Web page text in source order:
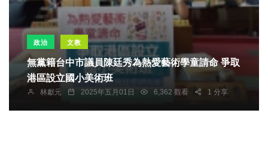
政治 文教
無黨籍台中市議員陳廷秀為熱愛藝術學童請命 爭取
港區設立國小美術班
林獻元 2025年五月01日 6,362 觀看 1 分享